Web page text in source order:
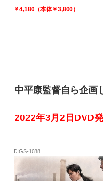
￥4,180（本体￥3,800）
中平康監督自ら企画
2022年3月2日DVD
DIGS-1088